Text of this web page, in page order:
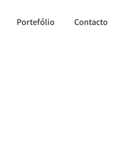
Portefólio Contacto